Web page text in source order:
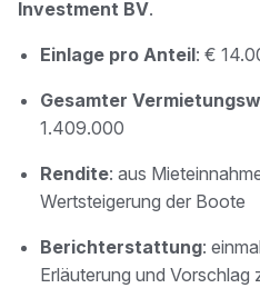
Investment BV.
Einlage pro Anteil: €
Gesamter
1.409.000
Rendite: aus
Wertsteigerung der Boote
Berichterstattung:
Erläuterung und